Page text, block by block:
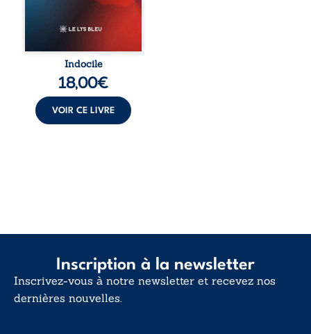
vivent trop fort,
trop vrai, trop tôt.
traversée. Une
langue nue. Une
insurrection
calme. Une
déclaration
d’existence pour ...
Indocile
18,00€
VOIR CE LIVRE
Inscription à la newsletter
Inscrivez-vous à notre newsletter et recevez nos
dernières nouvelles.